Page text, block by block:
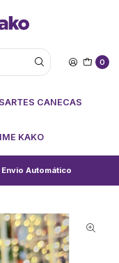
0
ARTES CANECAS
KAKO
Envio Automático